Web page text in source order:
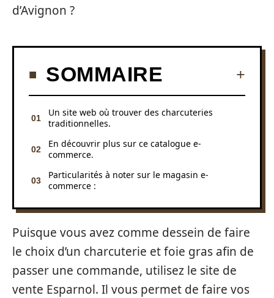
d’Avignon ?
SOMMAIRE
Un site web où trouver des charcuteries
traditionnelles.
En découvrir plus sur ce catalogue e-
commerce.
Particularités à noter sur le magasin e-
commerce :
Puisque vous avez comme dessein de faire
le choix d’un charcuterie et foie gras afin de
passer une commande, utilisez le site de
vente Esparnol. Il vous permet de faire vos